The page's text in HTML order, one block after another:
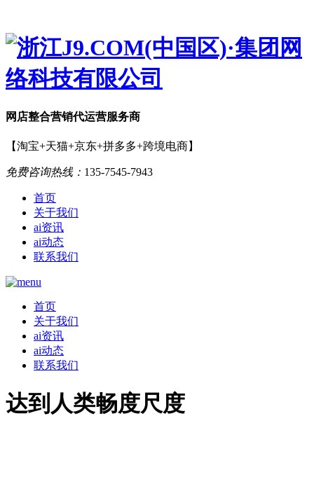
网店整合营销代运营服务商
【淘宝+天猫+京东+拼多多+跨境电商】
免费咨询热线： 135-7545-7943
首页
关于我们
ai资讯
ai动态
联系我们
首页
关于我们
ai资讯
ai动态
联系我们
达到人类畅度尺度